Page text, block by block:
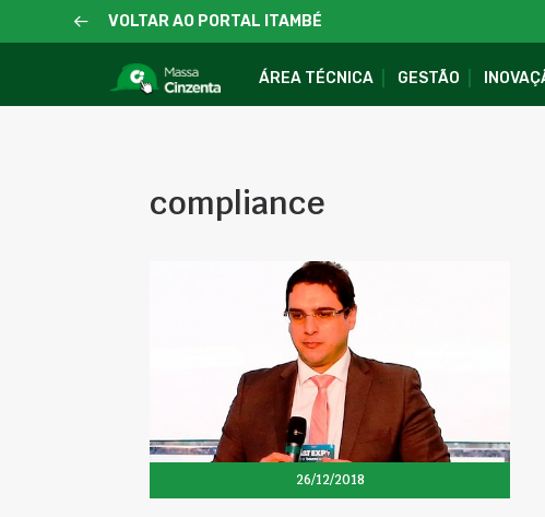
VOLTAR AO PORTAL ITAMBÉ
ÁREA TÉCNICA GESTÃO
compliance
26/12/2018